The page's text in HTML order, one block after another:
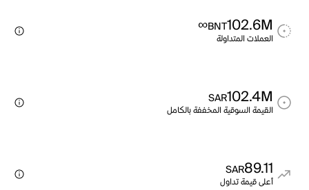
102.6M
BNT
∞
العملات المتداولة
102.4M
SAR
القيمة السوقية المخففة بالكامل
89.11
SAR
أعلى قيمة تداول